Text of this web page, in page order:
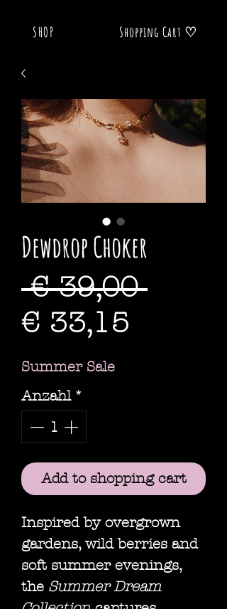
SHOP Shopping Cart ♡
Dewdrop Choker
€ 39,00
€ 33,15
Summer Sale
Anzahl *
Add to shopping cart
Inspired by overgrown
gardens, wild berries and
soft summer evenings,
the Summer Dream